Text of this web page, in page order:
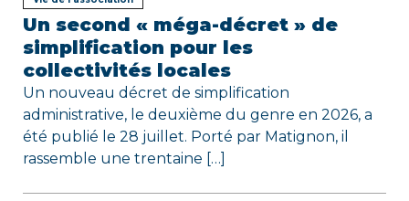
Un second « méga-décret » de
simplification pour les
collectivités locales
Un nouveau décret de simplification
administrative, le deuxième du genre en 2026, a
été publié le 28 juillet. Porté par Matignon, il
rassemble une trentaine […]